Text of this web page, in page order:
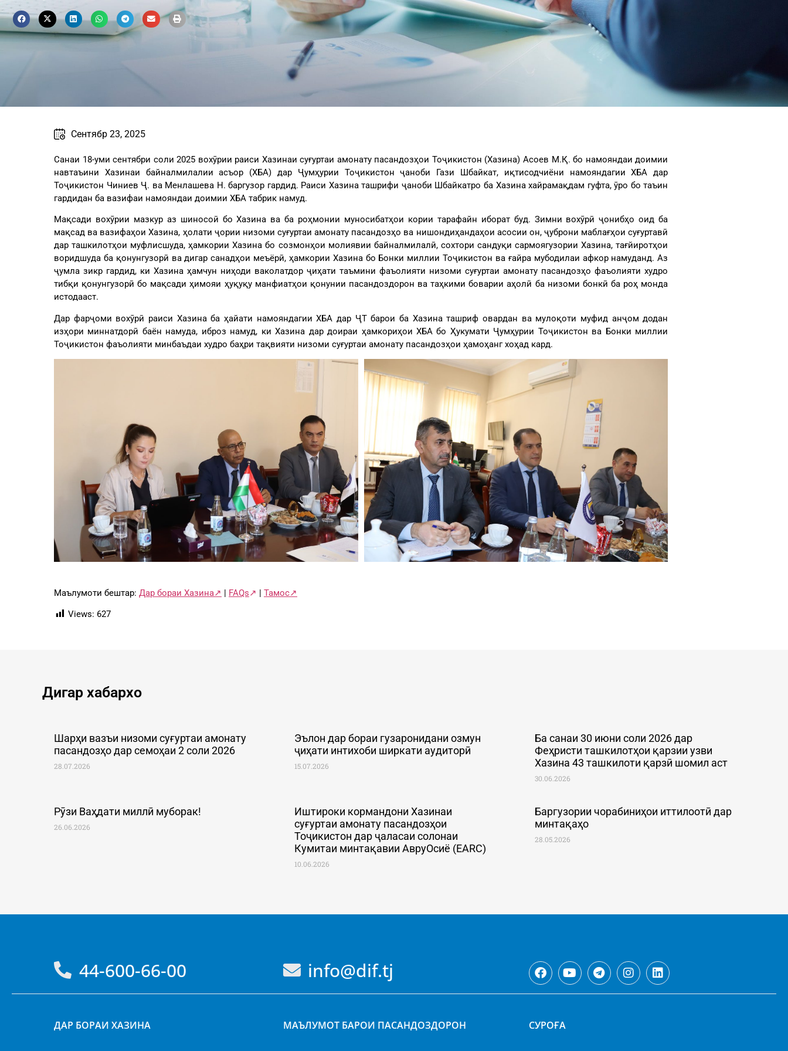
Cентябр 23, 2025
Санаи 18-уми сентябри соли 2025 вохӯрии раиси Хазинаи суғуртаи амонату пасандозҳои Тоҷикистон (Хазина) Асоев М.Қ. бо намояндаи доимии
навтаъини Хазинаи байналмилалии асъор (ХБА) дар Ҷумҳурии Тоҷикистон ҷаноби Гази Шбайкат, иқтисодчиёни намояндагии ХБА дар
Тоҷикистон Чиниев Ҷ. ва Менлашева Н. баргузор гардид. Раиси Хазина ташрифи ҷаноби Шбайкатро ба Хазина хайрамақдам гуфта, ӯро бо таъин
гардидан ба вазифаи намояндаи доимии ХБА табрик намуд.
Мақсади вохӯрии мазкур аз шиносоӣ бо Хазина ва ба роҳмонии муносибатҳои кории тарафайн иборат буд. Зимни вохӯрӣ ҷонибҳо оид ба
мақсад ва вазифаҳои Хазина, ҳолати ҷории низоми суғуртаи амонату пасандозҳо ва нишондиҳандаҳои асосии он, ҷуброни маблағҳои суғуртавӣ
дар ташкилотҳои муфлисшуда, ҳамкории Хазина бо созмонҳои молиявии байналмилалӣ, сохтори сандуқи сармоягузории Хазина, тағйиротҳои
воридшуда ба қонунгузорӣ ва дигар санадҳои меъёрӣ, ҳамкории Хазина бо Бонки миллии Тоҷикистон ва ғайра мубодилаи афкор намуданд. Аз
ҷумла зикр гардид, ки Хазина ҳамчун ниҳоди ваколатдор ҷиҳати таъмини фаъолияти низоми суғуртаи амонату пасандозҳо фаъолияти худро
тибқи қонунгузорӣ бо мақсади ҳимояи ҳуқуқу манфиатҳои қонунии пасандоздорон ва таҳкими боварии аҳолӣ ба низоми бонкӣ ба роҳ монда
истодааст.
Дар фарҷоми вохӯрӣ раиси Хазина ба ҳайати намояндагии ХБА дар ҶТ барои ба Хазина ташриф овардан ва мулоқоти муфид анҷом додан
изҳори миннатдорӣ баён намуда, иброз намуд, ки Хазина дар доираи ҳамкориҳои ХБА бо Ҳукумати Ҷумҳурии Тоҷикистон ва Бонки миллии
Тоҷикистон фаъолияти минбаъдаи худро баҳри тақвияти низоми суғуртаи амонату пасандозҳои ҳамоҳанг хоҳад кард.
Маълумоти бештар: Дар бораи Хазина↗ | FAQs↗ | Тамос↗
Views: 627
Дигар хабархо
Шарҳи вазъи низоми суғуртаи амонату
пасандозҳо дар семоҳаи 2 соли 2026
28.07.2026
Эълон дар бораи гузаронидани озмун
ҷиҳати интихоби ширкати аудиторӣ
15.07.2026
Ба санаи 30 июни соли 2026 дар
Феҳристи ташкилотҳои қарзии узви
Хазина 43 ташкилоти қарзӣ шомил аст
30.06.2026
Рӯзи Ваҳдати миллӣ муборак!
26.06.2026
Иштироки кормандони Хазинаи
суғуртаи амонату пасандозҳои
Тоҷикистон дар ҷаласаи солонаи
Кумитаи минтақавии АвруОсиё (EARC)
10.06.2026
Баргузории чорабиниҳои иттилоотӣ дар
минтақаҳо
28.05.2026
44-600-66-00 info@dif.tj
ДАР БОРАИ ХАЗИНА МАЪЛУМОТ БАРОИ ПАСАНДОЗДОРОН CУРОҒА